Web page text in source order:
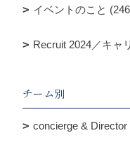
イベントのこと
Recruit 2024／キャ
チーム別
concierge & Director